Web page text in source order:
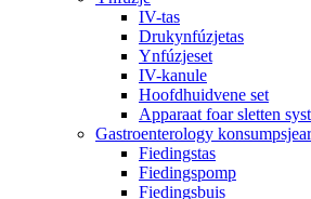
IV-tas
Drukynfúzjetas
Ynfúzjeset
IV-kanule
Hoofdhuidvene set
Apparaat foar sletten
Gastroenterology
Fiedingstas
Fiedingspomp
Fiedingsbuis